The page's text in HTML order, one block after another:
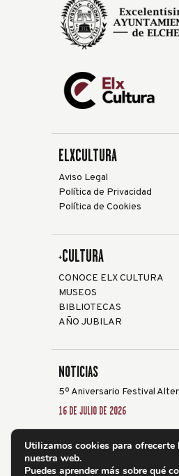
ELXCULTURA
Aviso Legal
Política de Privacidad
Política de Cookies
+CULTURA
CONOCE ELX CULTURA
MUSEOS
BIBLIOTECAS
AÑO JUBILAR
NOTICIAS
5º Aniversario Festival
16 DE JULIO DE 2026
Guitarra ‘Ciutat d’Elx’ del
19 DE JUNIO DE 2026
Utilizamos cookies para ofrecerte
nuestra web.
Puedes aprender más sobre qué